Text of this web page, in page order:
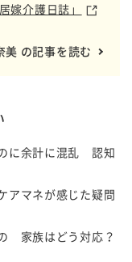
嫁介護日誌」
美 の記事を読む
に余計に混乱 認知
アマネが感じた疑問
家族はどう対応？